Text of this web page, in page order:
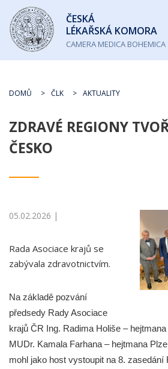
Česká
lékařská
komora
ČESKÁ
LÉKAŘSKÁ KOMORA
CAMERA MEDICA BOHEMICA
DOMŮ ČLK AKTUALITY
ZDRAVÉ REGIONY
ČESKO
05.02.2026 |
Rada Asociace krajů se
zabývala zdravotnictvím.
Na základě pozvání
předsedy Rady Asociace
krajů ČR Ing. Radima Holiše –
MUDr. Kamala Farhana – hejtmana
mohl jako host vystoupit na 8. zasedání